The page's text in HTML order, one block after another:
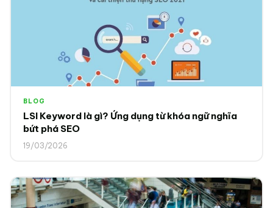
BLOG
LSI Keyword là gì? Ứng dụng từ khóa ngữ nghĩa
bứt phá SEO
19/03/2026